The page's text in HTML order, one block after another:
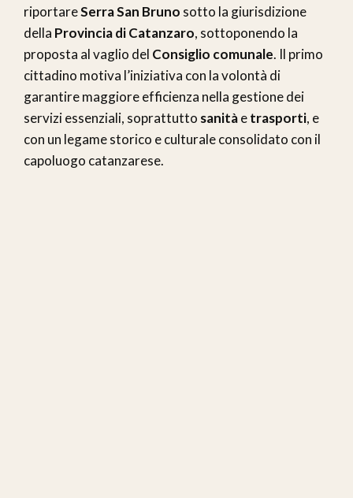
riportareSerra San Bruno sotto la giurisdizione
della Provincia di Catanzaro, sottoponendo la
proposta al vaglio del Consiglio comunale. Il primo
cittadino motiva l’iniziativa con la volontà di
garantire maggiore efficienza nella gestione dei
servizi essenziali, soprattutto sanitàetrasporti, e
con un legame storico e culturale consolidato con il
capoluogo catanzarese.